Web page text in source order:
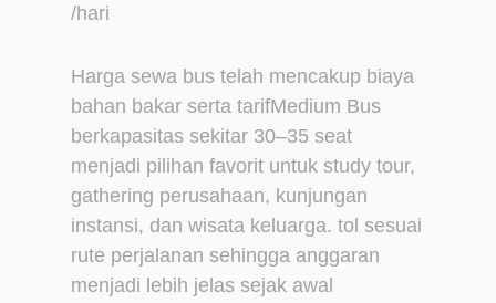
/hari
Harga sewa bus telah mencakup biaya
bahan bakar serta tarifMedium Bus
berkapasitas sekitar 30–35 seat
menjadi pilihan favorit untuk study tour,
gathering perusahaan, kunjungan
instansi, dan wisata keluarga. tol sesuai
rute perjalanan sehingga anggaran
menjadi lebih jelas sejak awal